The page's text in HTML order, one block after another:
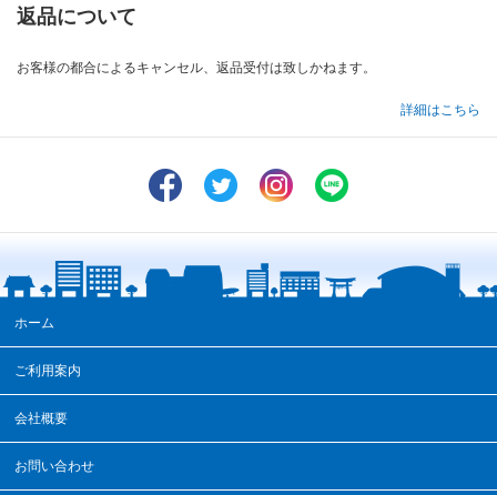
返品について
お客様の都合によるキャンセル、返品受付は致しかねます。
詳細はこちら
ホーム
ご利用案内
会社概要
お問い合わせ